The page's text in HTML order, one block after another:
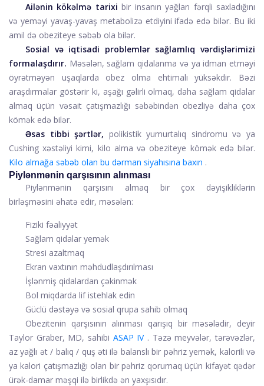
Ailənin kökəlmə tarixi bir insanın yağları fərqli saxladığını
və yeməyi yavaş-yavaş metabolizə etdiyini ifadə edə bilər. Bu iki
amil də obeziteye səbəb ola bilər.
Sosial və iqtisadi problemlər sağlamlıq vərdişlərimizi
formalaşdırır. Məsələn, sağlam qidalanma və ya idman etməyi
öyrətməyən uşaqlarda obez olma ehtimalı yüksəkdir. Bəzi
araşdırmalar göstərir ki, aşağı gəlirli olmaq, daha sağlam qidalar
almaq üçün vəsait çatışmazlığı səbəbindən obezliyə daha çox
kömək edə bilər.
Əsas tibbi şərtlər, polikistik yumurtalıq sindromu və ya
Cushing xəstəliyi kimi, kilo alma və obeziteye kömək edə bilər.
Kilo almağa səbəb olan bu dərman siyahısına baxın .
Piylənmənin qarşısının alınması
Piylənmənin qarşısını almaq bir çox dəyişikliklərin
birləşməsini əhatə edir, məsələn:
Fiziki fəaliyyət
Sağlam qidalar yemək
Stresi azaltmaq
Ekran vaxtının məhdudlaşdırılması
İşlənmiş qidalardan çəkinmək
Bol miqdarda lif istehlak edin
Güclü dəstəyə və sosial qrupa sahib olmaq
Obezitenin qarşısının alınması qarışıq bir məsələdir, deyir
Taylor Graber, MD, sahibi ASAP IV . Təzə meyvələr, tərəvəzlər,
az yağlı ət / balıq / quş əti ilə balanslı bir pəhriz yemək, kalorili və
ya kalori çatışmazlığı olan bir pəhriz qorumaq üçün kifayət qədər
ürək-damar məşqi ilə birlikdə ən yaxşısıdır.